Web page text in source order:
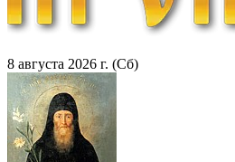
8 августа 2026 г. (Сб)